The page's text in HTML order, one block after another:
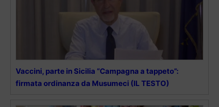
Vaccini, parte in Sicilia “Campagna a tappeto”:
firmata ordinanza da Musumeci (IL TESTO)